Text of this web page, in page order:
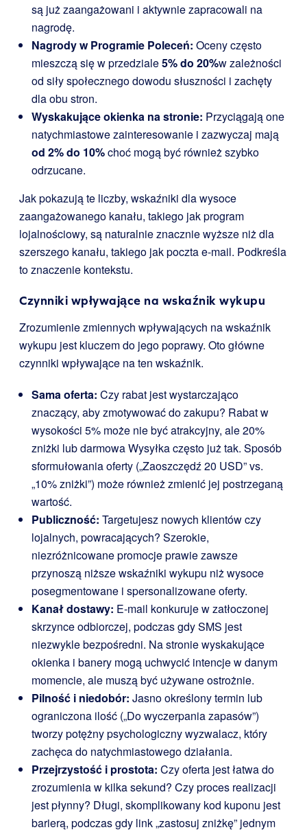
są już zaangażowani i aktywnie zapracowali na
nagrodę.
Nagrody w Programie Poleceń: Oceny często
mieszczą się w przedziale5% do 20%w zależności
od siły społecznego dowodu słuszności i zachęty
dla obu stron.
Wyskakujące okienka na stronie: Przyciągają one
natychmiastowe zainteresowanie i zazwyczaj mają
od 2% do 10%choć mogą być również szybko
odrzucane.
Jak pokazują te liczby, wskaźniki dla wysoce
zaangażowanego kanału, takiego jak program
lojalnościowy, są naturalnie znacznie wyższe niż dla
szerszego kanału, takiego jak poczta e-mail. Podkreśla
to znaczenie kontekstu.
Czynniki wpływające na wskaźnik wykupu
Zrozumienie zmiennych wpływających na wskaźnik
wykupu jest kluczem do jego poprawy. Oto główne
czynniki wpływające na ten wskaźnik.
Sama oferta: Czy rabat jest wystarczająco
znaczący, aby zmotywować do zakupu? Rabat w
wysokości 5% może nie być atrakcyjny, ale 20%
zniżki lub darmowa Wysyłka często już tak. Sposób
sformułowania oferty („Zaoszczędź 20 USD” vs.
„10% zniżki”) może również zmienić jej postrzeganą
wartość.
Publiczność: Targetujesz nowych klientów czy
lojalnych, powracających? Szerokie,
niezróżnicowane promocje prawie zawsze
przynoszą niższe wskaźniki wykupu niż wysoce
posegmentowane i spersonalizowane oferty.
Kanał dostawy: E-mail konkuruje w zatłoczonej
skrzynce odbiorczej, podczas gdy SMS jest
niezwykle bezpośredni. Na stronie wyskakujące
okienka i banery mogą uchwycić intencje w danym
momencie, ale muszą być używane ostrożnie.
Pilność i niedobór: Jasno określony termin lub
ograniczona ilość („Do wyczerpania zapasów”)
tworzy potężny psychologiczny wyzwalacz, który
zachęca do natychmiastowego działania.
Przejrzystość i prostota: Czy oferta jest łatwa do
zrozumienia w kilka sekund? Czy proces realizacji
jest płynny? Długi, skomplikowany kod kuponu jest
barierą, podczas gdy link „zastosuj zniżkę” jednym